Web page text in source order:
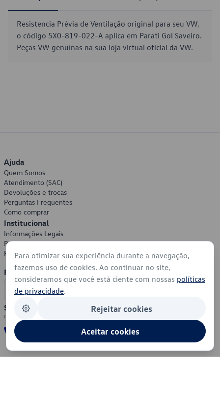
Resistencia Prévia de Ventilação original para seu VW,
o código 5X0-819-022-A aplica em Parati Gol Saveiro.
Peças VW genuínas na sua loja virtual oficial da VW.
Ajuda
Quem Somos
Atendimento (SAC)
Devoluções e trocas
Perguntas Frequentes
Como comprar
Institucional
Informações Legais
Política de Privacidade
Política de Cookies
Formas de Pagamento
Segurança
Para otimizar sua experiência durante a navegação,
fazemos uso de cookies. Ao continuar no site,
consideramos que você está ciente com nossas políticas
de privacidade.
Rejeitar cookies
Aceitar cookies